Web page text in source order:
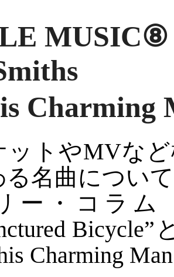
MUSIC⑧
Charming
ットやMVな
る名曲につい
ー・コラム
Charming